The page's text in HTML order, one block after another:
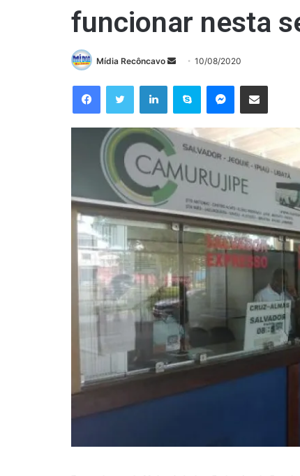
funcionar nesta
Mídia Recôncavo
Mande
e-
10/08/2020
FacebookTwitter LinkedinSkype Messenger
Compartilhar via e-mail